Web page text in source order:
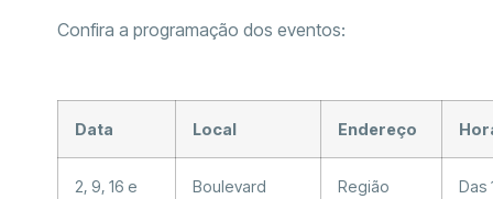
Confira a programação dos eventos:
Data Local Endereço
2, 9, 16 e
Boulevard
Região
Das